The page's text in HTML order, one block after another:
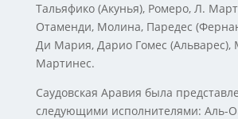
Тальяфико (Акунья), Ромеро, Л.
Отаменди, Молина, Паредес
Ди Мария, Дарио Гомес (Альварес),
Мартинес.
Саудовская Аравия была
следующими исполнителями: Аль-